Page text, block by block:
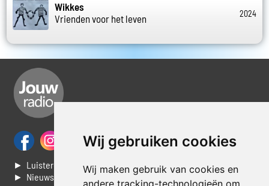
Wij gebruiken cookies
Wij maken gebruik van cookies en
andere tracking-technologieën om
Wikkes
Vrienden voor het leven
2024
► Luisteren naar Jouwradio
► Nieuws